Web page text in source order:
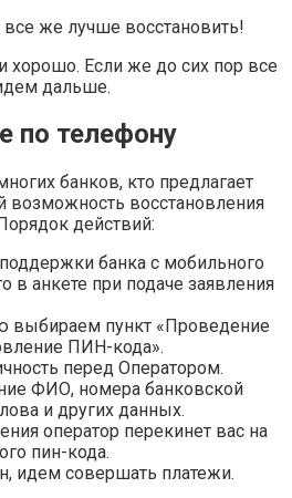
же лучше восстановить!
хорошо. Если же до сих пор все
дальше.
по телефону
банков, кто предлагает
восстановления
действий:
банка с мобильного
в анкете при подаче заявления
выбираем пункт «Проведение
ПИН-кода».
перед Оператором.
ФИО, номера банковской
и других данных.
оператор перекинет вас на
пин-кода.
идем совершать платежи.